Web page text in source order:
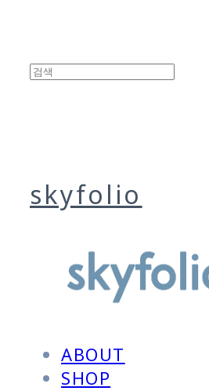
skyfolio
ABOUT
SHOP